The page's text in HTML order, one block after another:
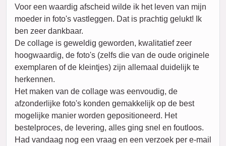
Voor een waardig afscheid wilde ik het leven van mijn
moeder in foto's vastleggen. Dat is prachtig gelukt! Ik
ben zeer dankbaar.
De collage is geweldig geworden, kwalitatief zeer
hoogwaardig, de foto's (zelfs die van de oude originele
exemplaren of de kleintjes) zijn allemaal duidelijk te
herkennen.
Het maken van de collage was eenvoudig, de
afzonderlijke foto's konden gemakkelijk op de best
mogelijke manier worden gepositioneerd. Het
bestelproces, de levering, alles ging snel en foutloos.
Had vandaag nog een vraag en een verzoek per e-mail